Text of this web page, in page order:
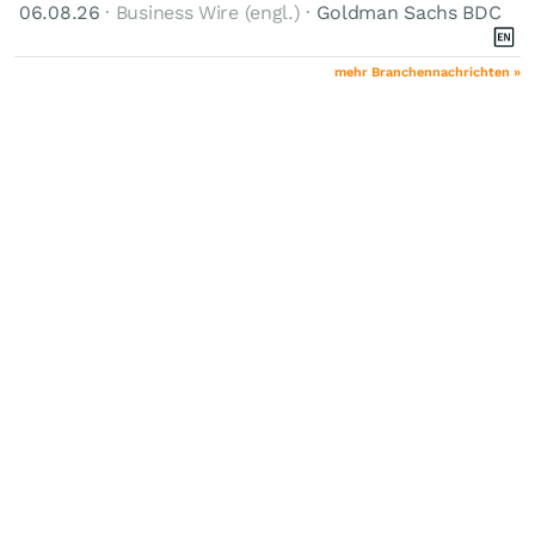
06.08.26 · Business Wire (engl.) · Goldman Sachs BDC
mehr Branchennachrichten »